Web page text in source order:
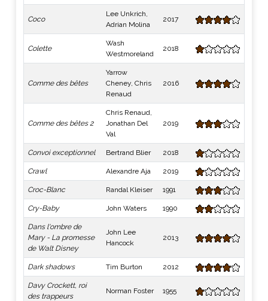
Coco
Lee Unkrich,
Adrian Molina
2017
Colette
Wash
Westmoreland
2018
Comme des bêtes
Yarrow
Cheney, Chris
Renaud
2016
Comme des bêtes 2
Chris Renaud,
Jonathan Del
Val
2019
Convoi exceptionnel Bertrand Blier 2018
Crawl Alexandre Aja 2019
Croc-Blanc Randal Kleiser 1991
Cry-Baby John Waters 1990
Dans l'ombre de
Mary - La promesse
de Walt Disney
John Lee
Hancock
2013
Dark shadows Tim Burton 2012
Davy Crockett, roi
des trappeurs
Norman Foster 1955